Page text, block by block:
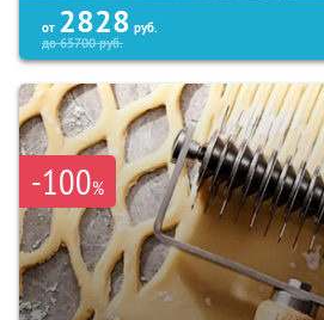
от 2828 руб.
до65700руб.
-100%